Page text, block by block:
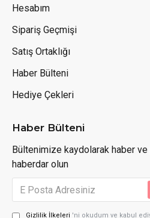
Hesabım
Sipariş Geçmişi
Satış Ortaklığı
Haber Bülteni
Hediye Çekleri
Haber Bülteni
Bültenimize kaydolarak haber
haberdar olun
Gizlilik İlkeleri 'ni okudum ve kabul